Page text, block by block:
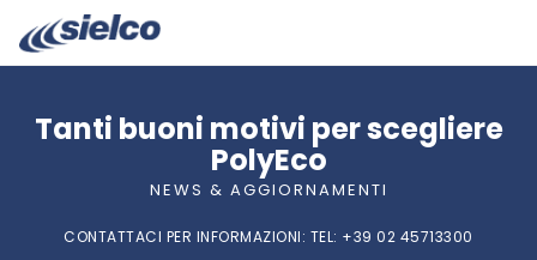
Tanti buoni motivi per scegliere
PolyEco
NEWS & AGGIORNAMENTI
CONTATTACI PER INFORMAZIONI: TEL: +39 02 45713300